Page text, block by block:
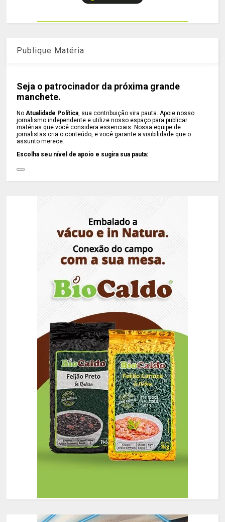
Publique Matéria
Seja o patrocinador da próxima grande
manchete.
NoAtualidade Política, sua contribuição vira pauta. Apoie nosso
jornalismo independente e utilize nosso espaço para publicar
matérias que você considera essenciais. Nossa equipe de
jornalistas cria o conteúdo, e você garante a visibilidade que o
assunto merece.
Escolha seu nível de apoio e sugira sua pauta: